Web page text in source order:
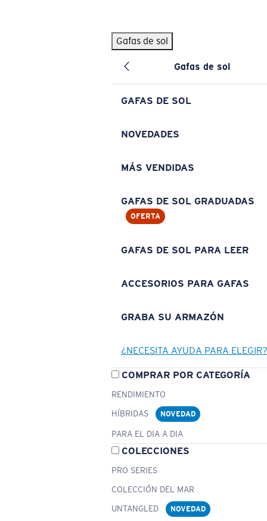
Gafas de sol
Gafas de sol
GAFAS DE SOL
NOVEDADES
MÁS VENDIDAS
GAFAS DE SOL GRADUADAS
OFERTA
GAFAS DE SOL PARA LEER
ACCESORIOS PARA GAFAS
GRABA SU ARMAZÓN
¿NECESITA AYUDA PARA ELEGIR?
COMPRAR POR CATEGORÍA
RENDIMIENTO
HÍBRIDAS
NOVEDAD
PARA EL DIA A DIA
COLECCIONES
PRO SERIES
COLECCIÓN DEL MAR
UNTANGLED
NOVEDAD
BÚSQUEDAS POPULARES
Pilothouse PRO Limited Edition Pack Exclusivo
Gafas de sol personalizadas
Los más vendidos de gafas de sol